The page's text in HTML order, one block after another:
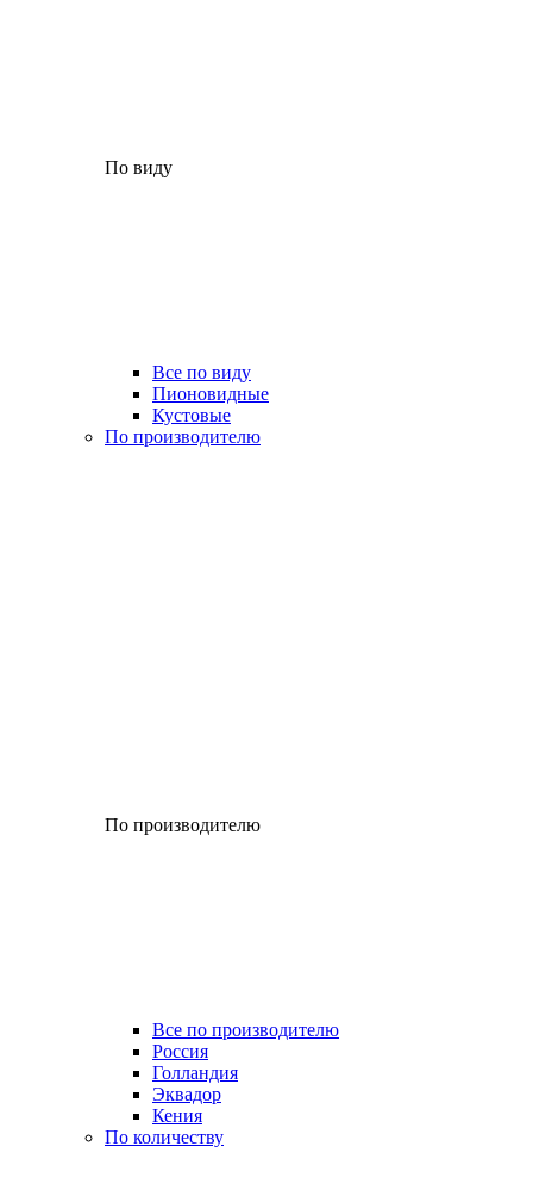
По виду
Все по виду
Пионовидные
Кустовые
По производителю
По производителю
Все по производителю
Россия
Голландия
Эквадор
Кения
По количеству